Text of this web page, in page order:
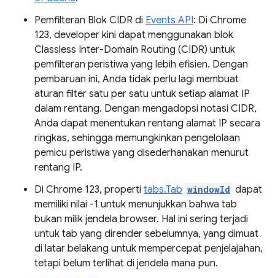
Pemfilteran Blok CIDR di Events API: Di Chrome
123, developer kini dapat menggunakan blok
Classless Inter-Domain Routing (CIDR) untuk
pemfilteran peristiwa yang lebih efisien. Dengan
pembaruan ini, Anda tidak perlu lagi membuat
aturan filter satu per satu untuk setiap alamat IP
dalam rentang. Dengan mengadopsi notasi CIDR,
Anda dapat menentukan rentang alamat IP secara
ringkas, sehingga memungkinkan pengelolaan
pemicu peristiwa yang disederhanakan menurut
rentang IP.
Di Chrome 123, properti tabs.Tab windowId dapat
memiliki nilai -1 untuk menunjukkan bahwa tab
bukan milik jendela browser. Hal ini sering terjadi
untuk tab yang dirender sebelumnya, yang dimuat
di latar belakang untuk mempercepat penjelajahan,
tetapi belum terlihat di jendela mana pun.